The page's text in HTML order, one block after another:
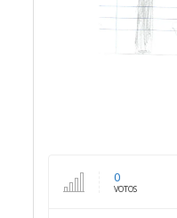
0
VOTOS